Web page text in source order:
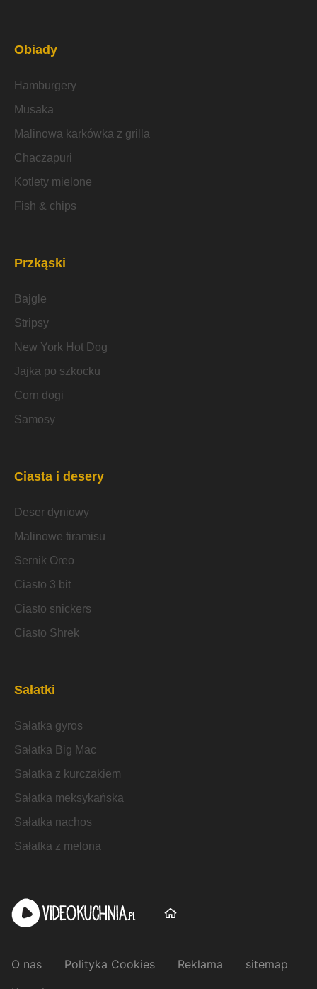
Obiady
Hamburgery
Musaka
Malinowa karkówka z grilla
Chaczapuri
Kotlety mielone
Fish & chips
Przkąski
Bajgle
Stripsy
New York Hot Dog
Jajka po szkocku
Corn dogi
Samosy
Ciasta i desery
Deser dyniowy
Malinowe tiramisu
Sernik Oreo
Ciasto 3 bit
Ciasto snickers
Ciasto Shrek
Sałatki
Sałatka gyros
Sałatka Big Mac
Sałatka z kurczakiem
Sałatka meksykańska
Sałatka nachos
Sałatka z melona
O nas Polityka Cookies Reklama
sitemap